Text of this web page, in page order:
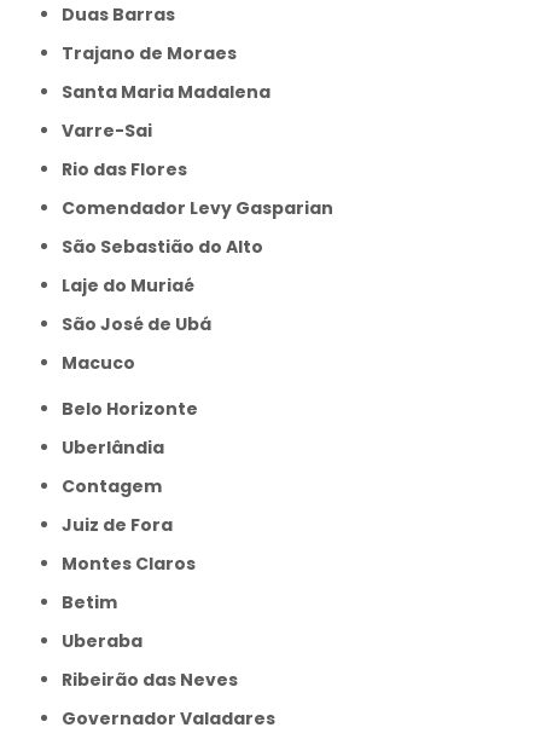
Duas Barras
Trajano de Moraes
Santa Maria Madalena
Varre-Sai
Rio das Flores
Comendador Levy Gasparian
São Sebastião do Alto
Laje do Muriaé
São José de Ubá
Macuco
Belo Horizonte
Uberlândia
Contagem
Juiz de Fora
Montes Claros
Betim
Uberaba
Ribeirão das Neves
Governador Valadares